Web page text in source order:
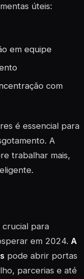
úteis:
em equipe
com
é essencial para
A
trabalhar mais,
crucial para
em 2024. A
pode abrir portas
parcerias e até